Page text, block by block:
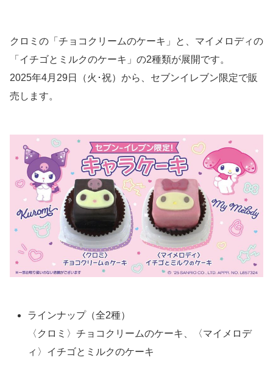
クロミの「チョコクリームのケーキ」と、マイメロディの
「イチゴとミルクのケーキ」の2種類が展開です。
2025年4月29日（火･祝）から、セブンイレブン限定で販
売します。
ラインナップ（全2種）
〈クロミ〉チョコクリームのケーキ、〈マイメロデ
ィ〉イチゴとミルクのケーキ